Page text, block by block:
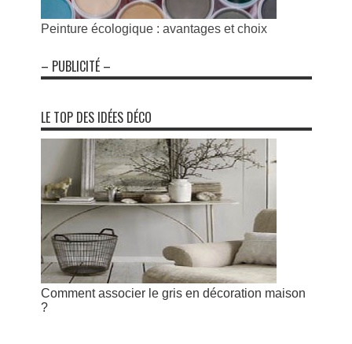
Peinture écologique : avantages et choix
– PUBLICITÉ –
LE TOP DES IDÉES DÉCO
Comment associer le gris en décoration maison
?